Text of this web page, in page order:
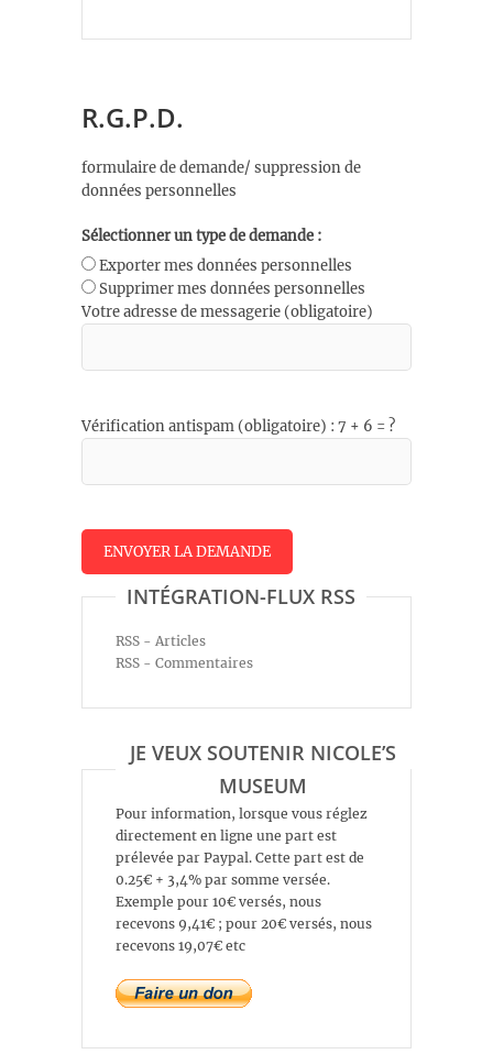
R.G.P.D.
formulaire de demande/ suppression de
données personnelles
Sélectionner un type de demande :
Exporter mes données personnelles
Supprimer mes données personnelles
Votre adresse de messagerie (obligatoire)
Vérification antispam (obligatoire) : 7 + 6 = ?
INTÉGRATION-FLUX RSS
RSS - Articles
RSS - Commentaires
JE VEUX SOUTENIR NICOLE’S
MUSEUM
Pour information, lorsque vous réglez
directement en ligne une part est
prélevée par Paypal. Cette part est de
0.25€ + 3,4% par somme versée.
Exemple pour 10€ versés, nous
recevons 9,41€ ; pour 20€ versés, nous
recevons 19,07€ etc